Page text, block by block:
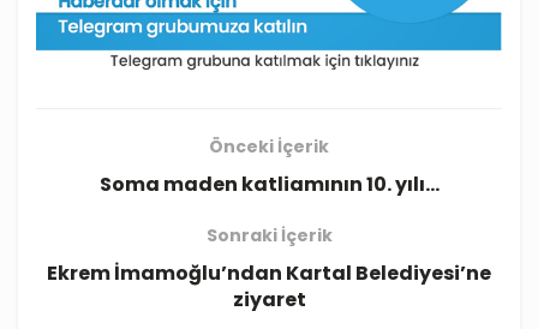
Önceki İçerik
Soma maden katliamının 10. yılı…
Sonraki İçerik
Ekrem İmamoğlu’ndan Kartal Belediyesi’ne
ziyaret